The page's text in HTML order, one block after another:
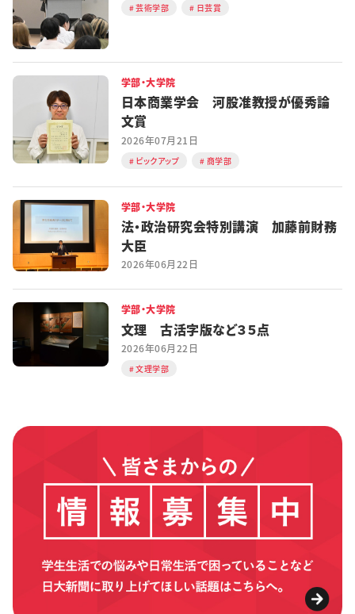
芸術学部 日芸賞
学部・大学院
日本商業学会 河股准教授が優秀論
文賞
2026年07月21日
ピックアップ 商学部
学部・大学院
法・政治研究会特別講演 加藤前財務
大臣
2026年06月22日
学部・大学院
文理 古活字版など３５点
2026年06月22日
文理学部